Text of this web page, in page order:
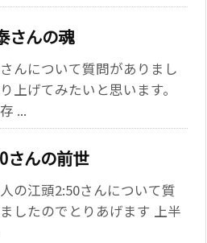
さんの魂
んについて質問がありまし
上げてみたいと思います。
...
さんの前世
の江頭2:50さんについて質
したのでとりあげます 上半